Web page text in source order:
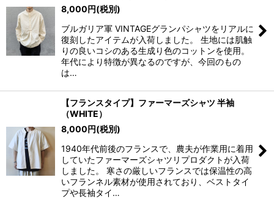
8,000円(税別)
ブルガリア軍 VINTAGEグランパシャツをリアルに
復刻したアイテムが入荷しました。 生地には肌触
りの良いコシのある生成り色のコットンを使用。
年代により特徴が異なるのですが、今回のもの
は…
【フランスタイプ】ファーマーズシャツ 半袖
（WHITE）
8,000円(税別)
1940年代前後のフランスで、農夫が作業用に着用
していたファーマーズシャツリプロダクトが入荷
しました。 寒さの厳しいフランスでは保温性の高
いフランネル素材が使用されており、ベストタイ
プや長袖タイ…